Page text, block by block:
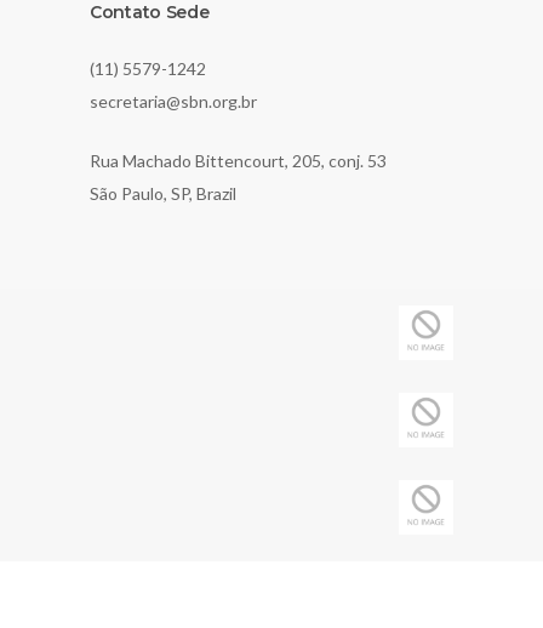
Contato Sede
(11) 5579-1242
secretaria@sbn.org.br
Rua Machado Bittencourt, 205, conj. 53
São Paulo, SP, Brazil